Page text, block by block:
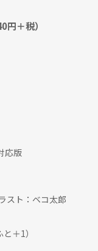
円＋税）
応版
スト：ベコ太郎
＋1）